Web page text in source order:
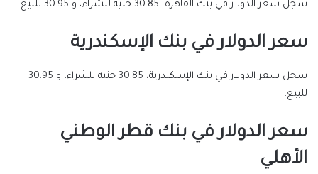
سجل سعر الدولار في بنك القاهرة، 30.85 جنيه للشراء، و 30.95 للبيع.
سعر الدولار في بنك الإسكندرية
سجل سعر الدولار في بنك الإسكندرية، 30.85 جنيه للشراء، و 30.95
للبيع.
سعر الدولار في بنك قطر الوطني
الأهلي